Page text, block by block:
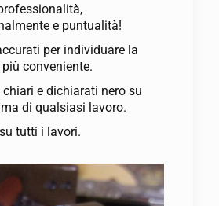
e puntualità!
per individuare la
conveniente.
chiari e dichiarati nero su
di qualsiasi lavoro.
tutti i lavori.